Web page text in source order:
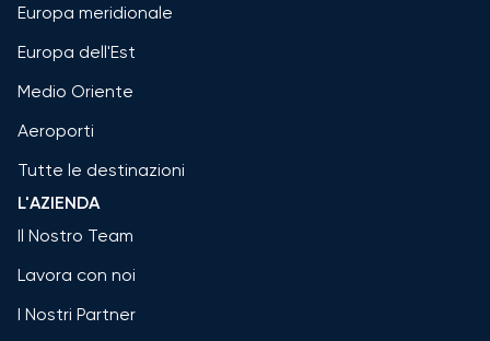
Europa meridionale
Europa dell'Est
Medio Oriente
Aeroporti
Tutte le destinazioni
L'AZIENDA
Il Nostro Team
Lavora con noi
I Nostri Partner